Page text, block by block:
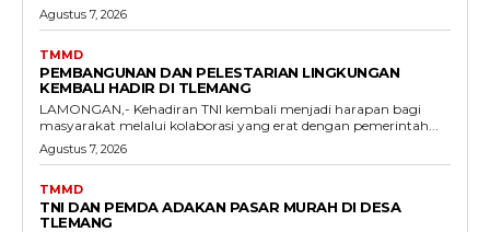
Agustus 7, 2026
TMMD
PEMBANGUNAN DAN PELESTARIAN LINGKUNGAN
KEMBALI HADIR DI TLEMANG
LAMONGAN,- Kehadiran TNI kembali menjadi harapan bagi
masyarakat melalui kolaborasi yang erat dengan pemerintah...
Agustus 7, 2026
TMMD
TNI DAN PEMDA ADAKAN PASAR MURAH DI DESA
TLEMANG